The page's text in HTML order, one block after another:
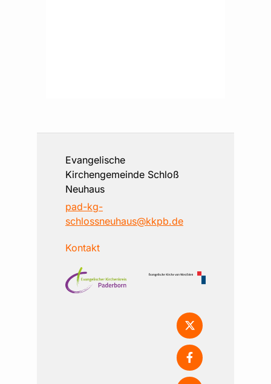
Evangelische
Kirchengemeinde Schloß
Neuhaus
pad-kg-
schlossneuhaus@kkpb.de
Kontakt